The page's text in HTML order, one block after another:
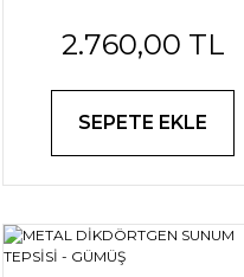
2.760,00 TL
SEPETE EKLE